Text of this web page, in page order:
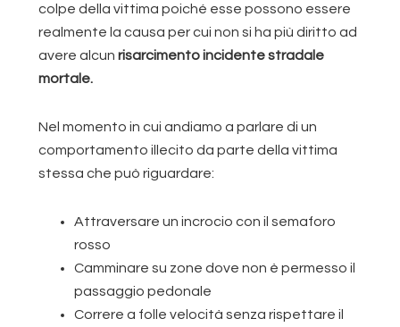
colpe della vittima poiché esse possono essere
realmente la causa per cui non si ha più diritto ad
avere alcun risarcimento incidente stradale
mortale.
Nel momento in cui andiamo a parlare di un
comportamento illecito da parte della vittima
stessa che può riguardare:
Attraversare un incrocio con il semaforo
rosso
Camminare su zone dove non è permesso il
passaggio pedonale
Correre a folle velocità senza rispettare il